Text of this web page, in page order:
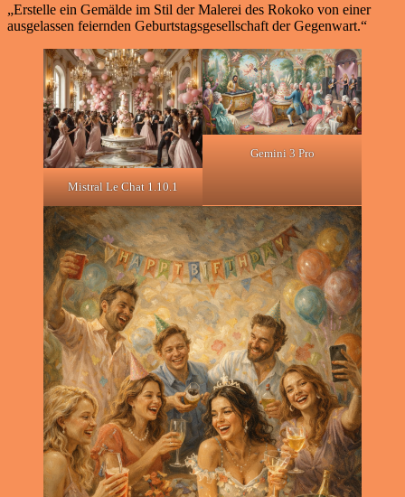
„Erstelle ein Gemälde im Stil der Malerei des Rokoko von einer
ausgelassen feiernden Geburtstagsgesellschaft der Gegenwart.“
Mistral Le Chat 1.10.1
Gemini 3 Pro